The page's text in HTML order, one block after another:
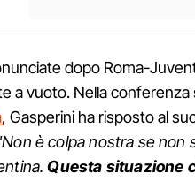
dopo Roma-
a vuoto. Nella conferenza
, Gasperini ha risposto al
è colpa nostra se non
Questa situazione